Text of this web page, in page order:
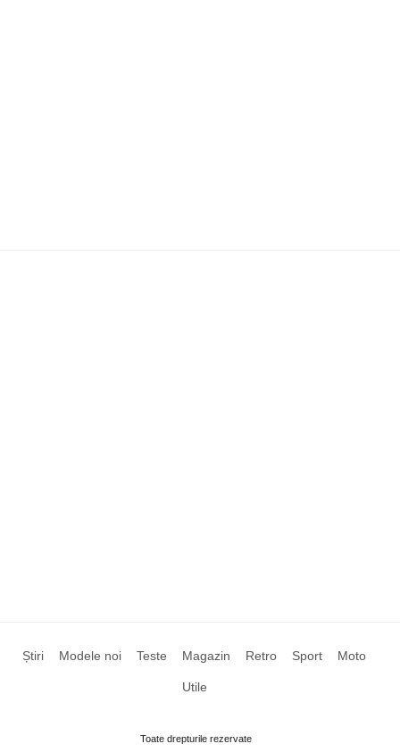
Știri Modele noi Teste Magazin Retro Sport Moto
Utile
Toate drepturile rezervate